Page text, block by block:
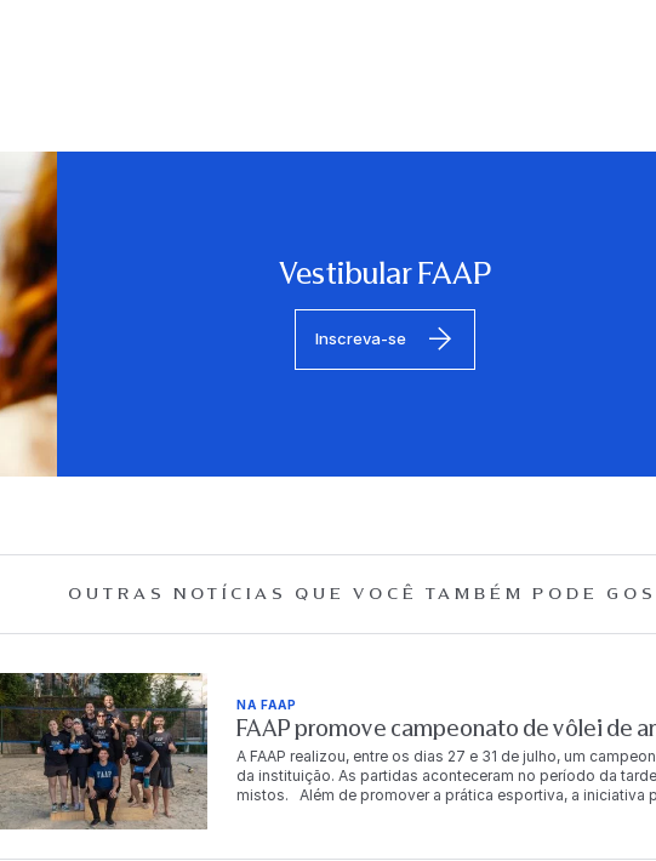
Vestibular FAAP
Inscreva-se
OUTRAS NOTÍCIAS QUE VOCÊ TAMBÉM PODE
NA FAAP
FAAP promove campeonato de vôlei de
A FAAP realizou, entre os dias 27 e 31 de julho, um
da instituição. As partidas aconteceram no período da
mistos. Além de promover a prática esportiva, a